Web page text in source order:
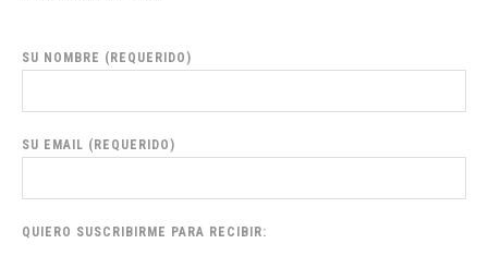
SU NOMBRE (REQUERIDO)
SU EMAIL (REQUERIDO)
QUIERO SUSCRIBIRME PARA RECIBIR: